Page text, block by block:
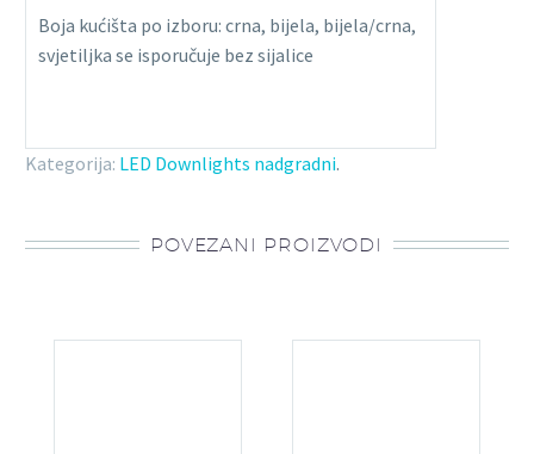
Boja kućišta po izboru: crna, bijela, bijela/crna,
svjetiljka se isporučuje bez sijalice
Kategorija: LED Downlights nadgradni.
POVEZANI PROIZVODI